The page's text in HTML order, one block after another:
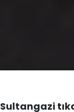
Sultangazi